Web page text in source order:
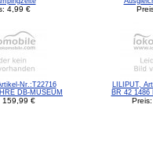
4,99 €
Nr.:T22716
DB-MUSEUM
159,99 €
LILIPUT,
BR 42 1486